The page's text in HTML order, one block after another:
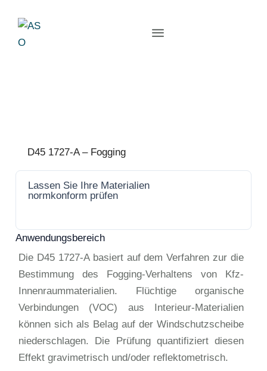
D45 1727-A – Fogging
Lassen Sie Ihre Materialien
normkonform prüfen
Anwendungsbereich
Die D45 1727-A basiert auf dem Verfahren zur die
Bestimmung des Fogging-Verhaltens von Kfz-
Innenraummaterialien. Flüchtige organische
Verbindungen (VOC) aus Interieur-Materialien
können sich als Belag auf der Windschutzscheibe
niederschlagen. Die Prüfung quantifiziert diesen
Effekt gravimetrisch und/oder reflektometrisch.